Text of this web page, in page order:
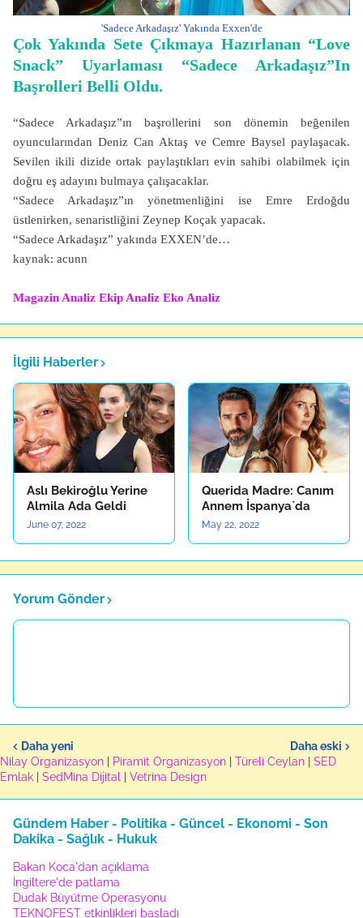
'Sadece Arkadaşız' Yakında Exxen'de
Çok Yakında Sete Çıkmaya Hazırlanan “Love
Snack” Uyarlaması “Sadece Arkadaşız”In
Başrolleri Belli Oldu.
“Sadece Arkadaşız”ın başrollerini son dönemin beğenilen
oyuncularından Deniz Can Aktaş ve Cemre Baysel paylaşacak.
Sevilen ikili dizide ortak paylaştıkları evin sahibi olabilmek için
doğru eş adayını bulmaya çalışacaklar.
“Sadece Arkadaşız”ın yönetmenliğini ise Emre Erdoğdu
üstlenirken, senaristliğini Zeynep Koçak yapacak.
“Sadece Arkadaşız” yakında EXXEN’de…
kaynak: acunn
Magazin Analiz Ekip Analiz Eko Analiz
İlgili Haberler
Aslı Bekiroğlu Yerine
Almila Ada Geldi
June 07, 2022
Querida Madre: Canım
Annem İspanya`da
May 22, 2022
Yorum Gönder
Daha yeni
Daha eski
Nilay Organizasyon
Piramit Organizasyon Türeli Ceylan
SED
Emlak
SedMina Dijital Vetrina Design
Gündem Haber - Politika - Güncel - Ekonomi - Son
Dakika - Sağlık - Hukuk
Bakan Koca'dan açıklama
İngiltere'de patlama
Dudak Büyütme Operasyonu
TEKNOFEST etkinlikleri başladı